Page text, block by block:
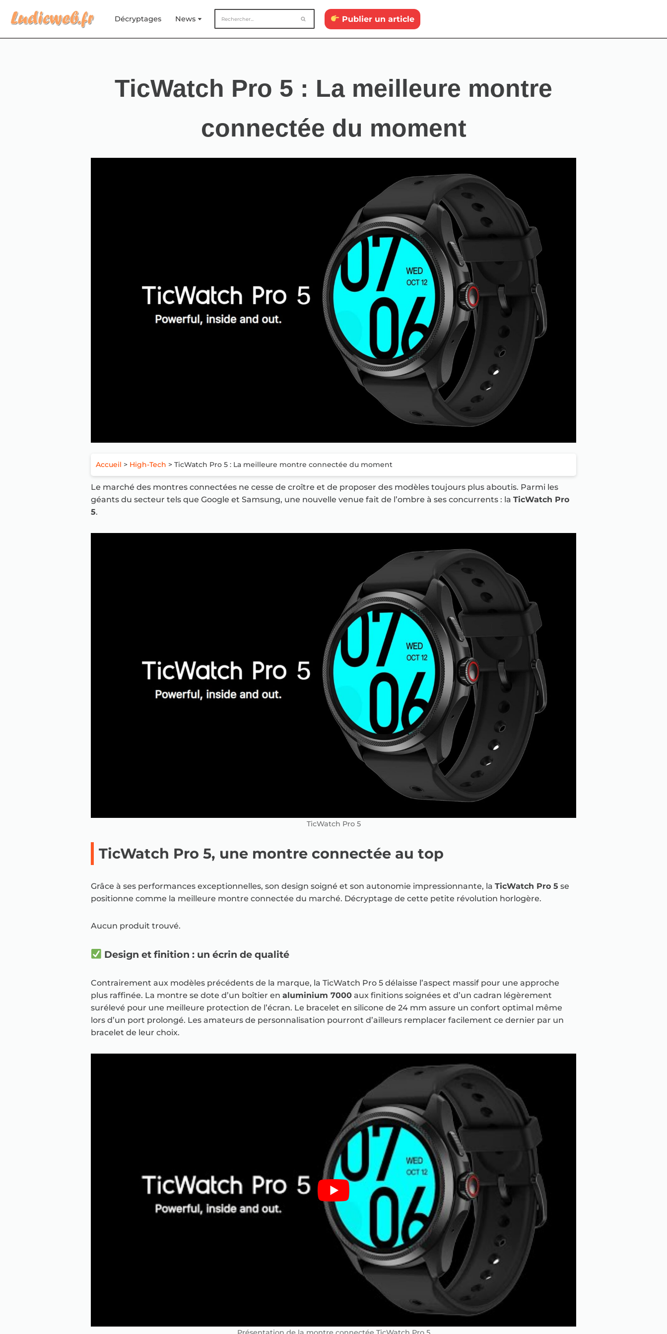
Aller
au
Décryptages News Publier un article
TicWatch Pro 5 : La meilleure montre
connectée du moment
Accueil > High-Tech > TicWatch Pro 5 : La meilleure montre connectée du moment
Le marché des montres connectées ne cesse de croître et de proposer des modèles toujours plus aboutis. Parmi les
géants du secteur tels que Google et Samsung, une nouvelle venue fait de l’ombre à ses concurrents : la TicWatch Pro
5.
TicWatch Pro 5
TicWatch Pro 5, une montre connectée au top
Grâce à ses performances exceptionnelles, son design soigné et son autonomie impressionnante, la TicWatch Pro 5 se
positionne comme la meilleure montre connectée du marché. Décryptage de cette petite révolution horlogère.
Aucun produit trouvé.
Design et finition : un écrin de qualité
Contrairement aux modèles précédents de la marque, la TicWatch Pro 5 délaisse l’aspect massif pour une approche
plus raffinée. La montre se dote d’un boîtier en aluminium 7000 aux finitions soignées et d’un cadran légèrement
surélevé pour une meilleure protection de l’écran. Le bracelet en silicone de 24 mm assure un confort optimal même
lors d’un port prolongé. Les amateurs de personnalisation pourront d’ailleurs remplacer facilement ce dernier par un
bracelet de leur choix.